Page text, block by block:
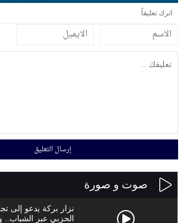
اترك تعليقاً
صوت و صورة
نزار بركة يدعو إلى
الحزبي عبر الشباب..